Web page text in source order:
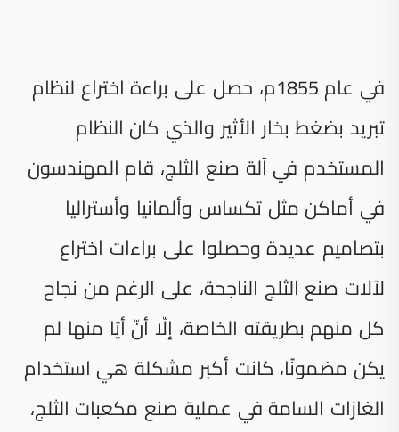
في عام 1855م، حصل على براءة اختراع لنظام
تبريد بضغط بخار الأثير والذي كان النظام
المستخدم في آلة صنع الثلج، قام المهندسون
في أماكن مثل تكساس وألمانيا وأستراليا
بتصاميم عديدة وحصلوا على براءات اختراع
لآلات صنع الثلج الناجحة، على الرغم من نجاح
كل منهم بطريقته الخاصة، إلّا أنّ أيًا منها لم
يكن مضمونًا، كانت أكبر مشكلة هي استخدام
الغازات السامة في عملية صنع مكعبات الثلج،